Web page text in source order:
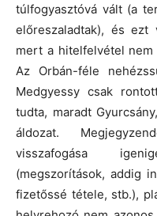
túlfogyasztóvá vált (a
előreszaladtak), és ezt
mert a hitelfelvétel
Az Orbán-féle
Medgyessy csak
tudta, maradt
áldozat.
visszafogása
(megszorítások, addig
fizetőssé tétele, stb.),